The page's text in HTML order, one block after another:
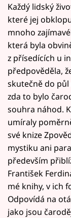
Každý lidský
které jej
mnoho
která byla
z přísedících u
předpověděla,
skutečně do půl
zda to bylo
souhra náhod.
umíraly
své knize
mystiku ani
především
František
mé knihy, v ich
Odpovídá na
jako jsou